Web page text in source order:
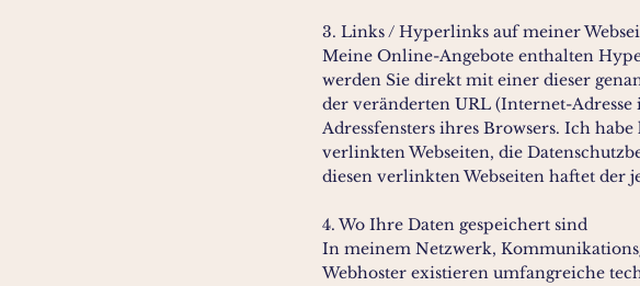
3. Links / Hyperlinks auf meiner
Meine Online-Angebote enthalten
werden Sie direkt mit einer dieser
der veränderten URL (Internet-
Adressfensters ihres Browsers. Ich
verlinkten Webseiten, die
diesen verlinkten Webseiten haftet der
4. Wo Ihre Daten gespeichert sind
In meinem Netzwerk,
Webhoster existieren umfangreiche